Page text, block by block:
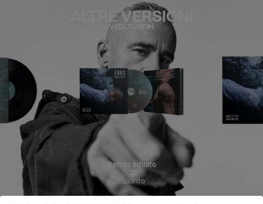
ALTRE VERSIONI
VEDI TUTTI
Battito Infinito
CD
Esaurito